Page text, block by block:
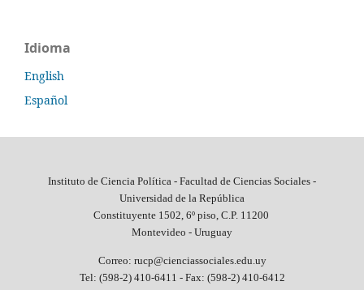
Idioma
English
Español
Instituto de Ciencia Política - Facultad de Ciencias Sociales -
Universidad de la República
Constituyente 1502, 6º piso, C.P. 11200
Montevideo - Uruguay
Correo: rucp@cienciassociales.edu.uy
Tel: (598-2) 410-6411 - Fax: (598-2) 410-6412